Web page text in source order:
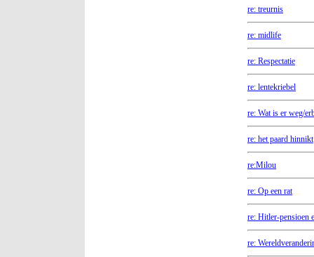
re: treurnis
re: midlife
re: Respectatie
re: lentekriebel
re: Wat is er weg/
re: het paard hinnikt
re:Milou
re: Op een rat
re: Hitler-pensioen
re: